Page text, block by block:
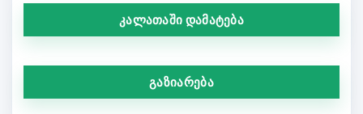
კალათაში დამატება
გაზიარება